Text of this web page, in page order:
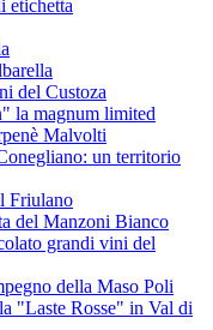
etichetta
del Custoza
la magnum limited
Malvolti
un territorio
Friulano
del Manzoni Bianco
grandi vini del
della Maso Poli
"Laste Rosse" in Val di